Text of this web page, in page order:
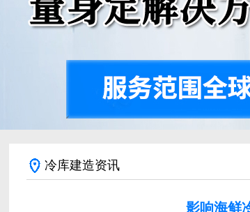
冷库建造资讯
影响海鲜